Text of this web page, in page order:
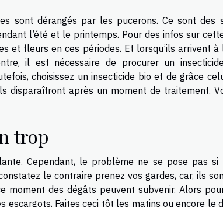
sont dérangés par les pucerons. Ce sont des
l’été et le printemps. Pour des infos sur
et fleurs en ces périodes. Et lorsqu’ils arrivent à
il est nécessaire de procurer un
choisissez un insecticide bio et de grâce
disparaîtront après un moment de traitement.
trop
Cependant, le problème ne se pose pas
le contraire prenez vos gardes, car, ils
moment des dégâts peuvent subvenir. Alors
escargots. Faites ceci tôt les matins ou encore le